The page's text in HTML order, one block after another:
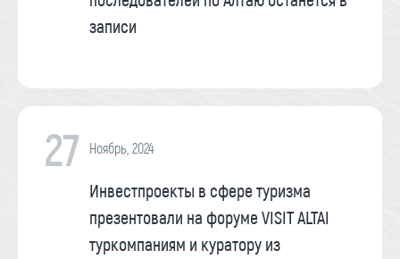
записи
27 Ноябрь, 2024
Инвестпроекты в сфере туризма
презентовали на форуме VISIT ALTAI
туркомпаниям и куратору из